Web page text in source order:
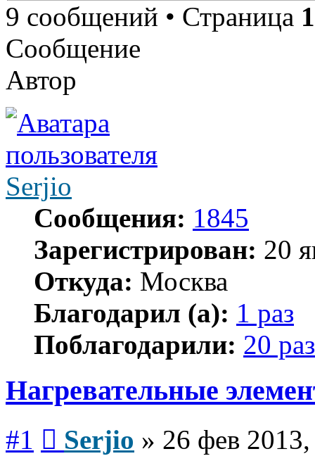
9 сообщений • Страница 1
Сообщение
Автор
Serjio
Сообщения: 1845
Зарегистрирован: 20
Откуда: Москва
Благодарил (а): 1 раз
Поблагодарили: 20 раз
Нагревательные
#1 Serjio » 26 фев